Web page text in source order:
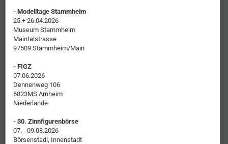
- Modelltage Stammheim
25.+ 26.04.2026
Museum Stammheim
Maintalstrasse
97509 Stammheim/Main
- FIGZ
07.06.2026
Dennenweg 106
6823MS Arnheim
Niederlande
- 30. Zinnfigurenbörse
07. - 09.08.2026
Börsenstadl, Innenstadt